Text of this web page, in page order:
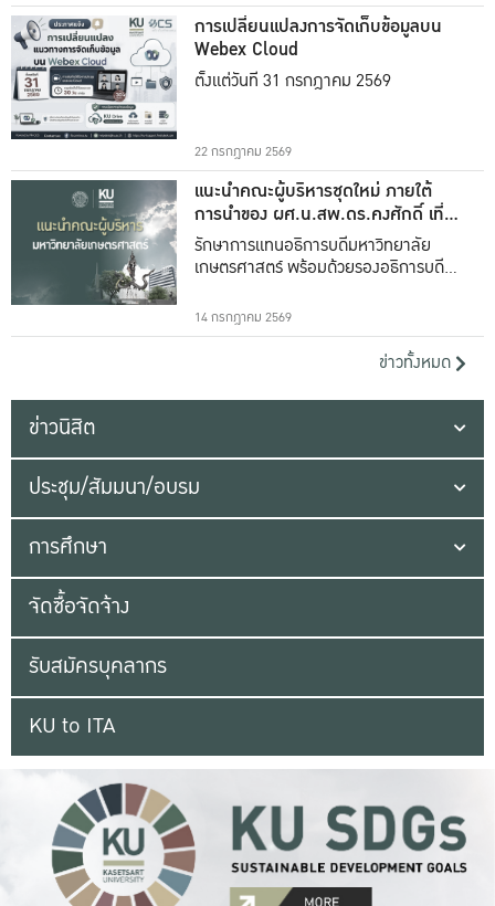
การเปลี่ยนแปลงการจัดเก็บข้อมูลบน
Webex Cloud
ตั้งแต่วันที่ 31 กรกฎาคม 2569
22 กรกฎาคม 2569
แนะนำคณะผู้บริหารชุดใหม่ ภายใต้
การนำของ ผศ.น.สพ.ดร.คงศักดิ์ เที่ยง
ธรรม
รักษาการแทนอธิการบดีมหาวิทยาลัย
เกษตรศาสตร์ พร้อมด้วยรองอธิการบดีทั้ง
14 กรกฎาคม 2569
ข่าวทั้งหมด
ข่าวนิสิต
ประชุม/สัมมนา/อบรม
การศึกษา
จัดซื้อจัดจ้าง
รับสมัครบุคลากร
KU to ITA